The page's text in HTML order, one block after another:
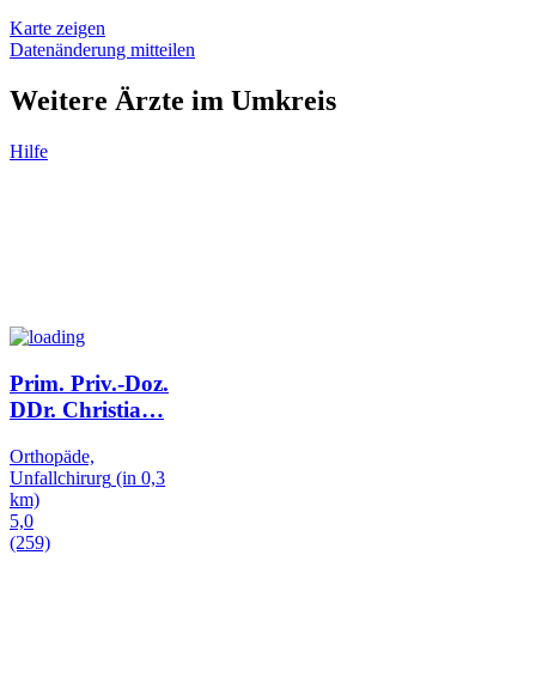
Karte zeigen
Datenänderung mitteilen
Weitere Ärzte im Umkreis
Hilfe
Prim. Priv.-Doz.
DDr. Christia…
Orthopäde,
Unfallchirurg (in 0,3
km)
5,0
(259)